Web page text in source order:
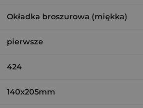
Okładka broszurowa (miękka)
pierwsze
424
140x205mm